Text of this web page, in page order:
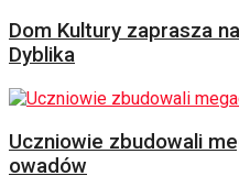
Dom Kultury zaprasza
Dyblika
Uczniowie zbudowali
owadów